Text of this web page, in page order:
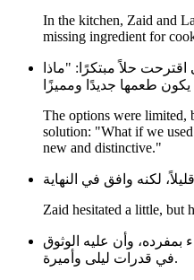
In the kitchen, Zaid and
missing ingredient for
حلاً مبتكرًا: "ماذا
The options were limited,
solution: "What if we
new and distinctive."
Zaid hesitated a little, but
وأن عليه الوثوق
في قدرات ليلى وأميرة.